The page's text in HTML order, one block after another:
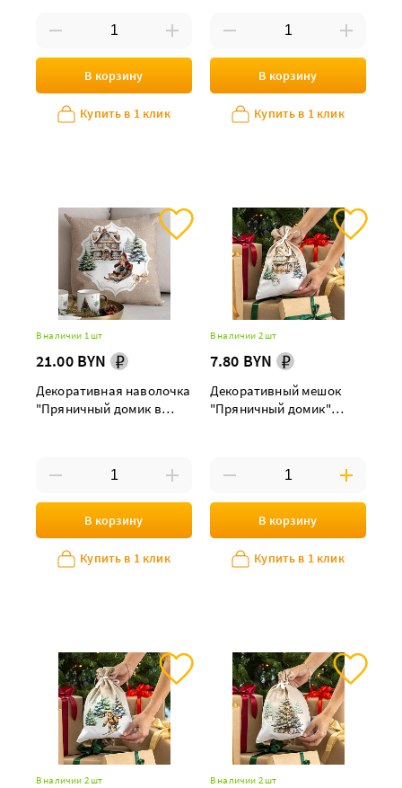
В корзину
Купить в 1 клик
В корзину
Купить в 1 клик
В наличии 1 шт
21.00 BYN
Декоративная наволочка
"Пряничный домик в
В корзину
Купить в 1 клик
В наличии 2 шт
7.80 BYN
Декоративный мешок
"Пряничный домик"
В корзину
Купить в 1 клик
В наличии 2 шт В наличии 2 шт